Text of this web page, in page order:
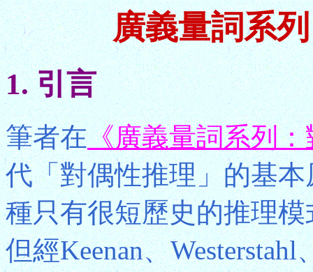
廣義量詞系
1. 引言
筆者在《廣義量詞系列
代「對偶性推理」的基
種只有很短歷史的推理
但經Keenan、